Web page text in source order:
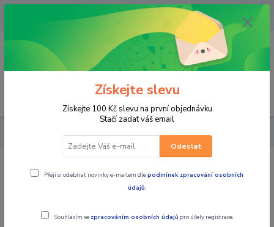
OPAVA 733537099/HLUČÍN
734541648/OLOMOUC 734593593
0,00 CZK
PRO STROJE ČTYŘKOLKY PŘÍSLUŠENSTVÍ NAVIJÁKY
NAVIJÁKY
Získejte slevu
Získejte 100 Kč slevu na první objednávku
Stačí zadat váš email
Odeslat
Přeji si odebírat novinky e-mailem dlepodmínek zpracování osobních
údajů.
Souhlasím se zpracováním osobních údajů pro účely registrace.